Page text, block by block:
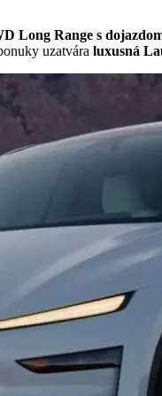
Long Range s
uzatvára luxusná